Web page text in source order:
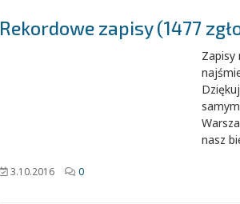
Rekordowe zapisy (1477
Zapisy
nasz
3.10.2016 0